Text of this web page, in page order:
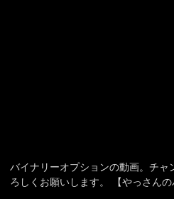
バイナリーオプションの動画。チャ
ろしくお願いします。 【やっさん